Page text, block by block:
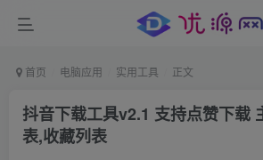
首页 电脑应用 实用工具 正文
抖音下载工具v2.1 支持点赞下载
表,收藏列表